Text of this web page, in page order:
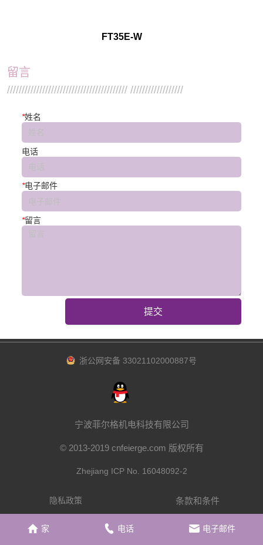
FT35E-W
留言
///////////////////////////////////////// //////////////////
*姓名
电话
*电子邮件
*留言
提交
浙公网安备 33021102000887号
宁波菲尔格机电科技有限公司
© 2013-2019 cnfeierge.com 版权所有
Zhejiang ICP No. 16048092-2
隐私政策 条款和条件
家 电话 电子邮件